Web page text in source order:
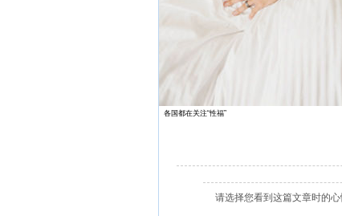
各国都在关注“性福”
请选择您看到这篇文章时的